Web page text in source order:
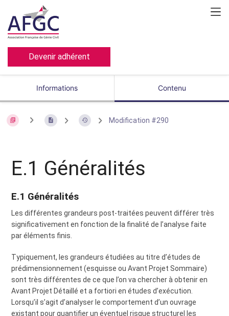
Devenir adhérent
Informations Contenu
Modification #290
E.1 Généralités
E.1 Généralités
Les différentes grandeurs post-traitées peuvent différer très
significativement en fonction de la finalité de l’analyse faite
par éléments finis.
Typiquement, les grandeurs étudiées au titre d’études de
prédimensionnement (esquisse ou Avant Projet Sommaire)
sont très différentes de ce que l’on va chercher à obtenir en
Avant Projet Détaillé et a fortiori en études d’exécution.
Lorsqu’il s’agit d’analyser le comportement d’un ouvrage
existant pour quantifier un éventuel risque structurel les